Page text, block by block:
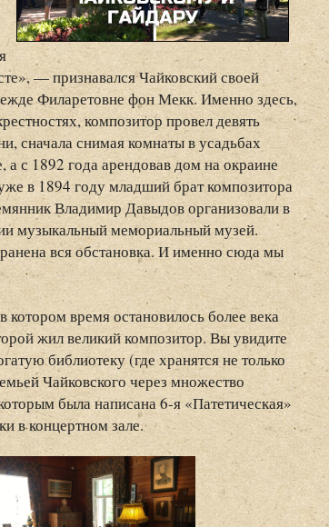
— признавался Чайковский своей
Филаретовне фон Мекк. Именно здесь,
композитор провел девять
сначала снимая комнаты в усадьбах
с 1892 года арендовав дом на окраине
в 1894 году младший брат композитора
Владимир Давыдов организовали в
музыкальный мемориальный музей.
вся обстановка. И именно сюда мы
время остановилось более века
жил великий композитор. Вы увидите
библиотеку (где хранятся не только
Чайковского через множество
была написана 6-я «Патетическая»
в концертном зале.